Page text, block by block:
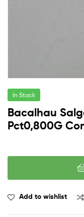
In Stock
Bacalhau
Pct0,800G
Add to wishlist